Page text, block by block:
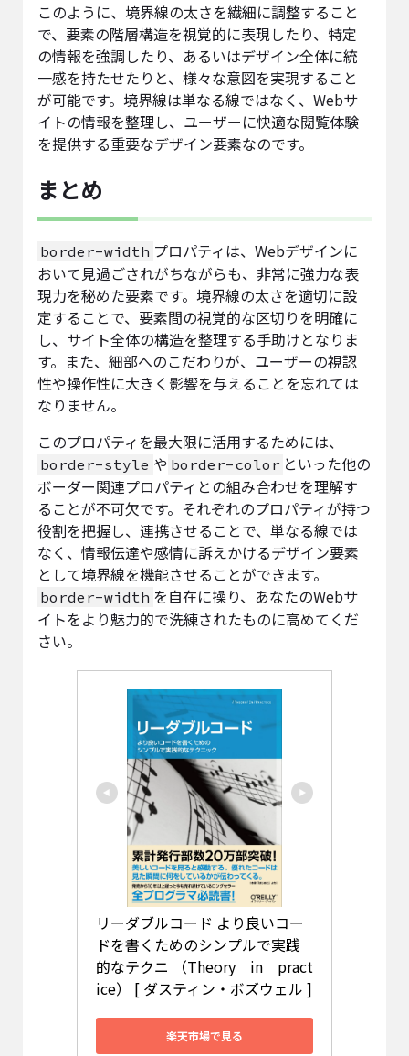
このように、境界線の太さを繊細に調整すること
で、要素の階層構造を視覚的に表現したり、特定
の情報を強調したり、あるいはデザイン全体に統
一感を持たせたりと、様々な意図を実現すること
が可能です。境界線は単なる線ではなく、Webサ
イトの情報を整理し、ユーザーに快適な閲覧体験
を提供する重要なデザイン要素なのです。
まとめ
border-width プロパティは、Webデザインに
おいて見過ごされがちながらも、非常に強力な表
現力を秘めた要素です。境界線の太さを適切に設
定することで、要素間の視覚的な区切りを明確に
し、サイト全体の構造を整理する手助けとなりま
す。また、細部へのこだわりが、ユーザーの視認
性や操作性に大きく影響を与えることを忘れては
なりません。
このプロパティを最大限に活用するためには、
border-style や border-color といった他の
ボーダー関連プロパティとの組み合わせを理解す
ることが不可欠です。それぞれのプロパティが持つ
役割を把握し、連携させることで、単なる線では
なく、情報伝達や感情に訴えかけるデザイン要素
として境界線を機能させることができます。
border-width を自在に操り、あなたのWebサ
イトをより魅力的で洗練されたものに高めてくだ
さい。
リーダブルコード より良いコー
ドを書くためのシンプルで実践
的なテクニ （Theory　in　pract
ice） [ ダスティン・ボズウェル ]
楽天市場で見る